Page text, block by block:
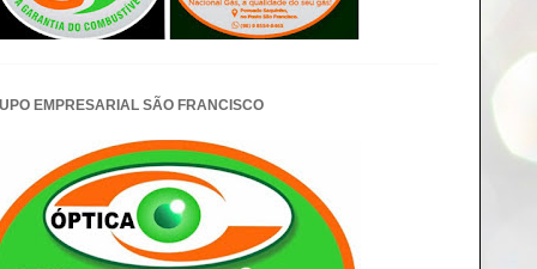
EMPRESARIAL SÃO FRANCISCO